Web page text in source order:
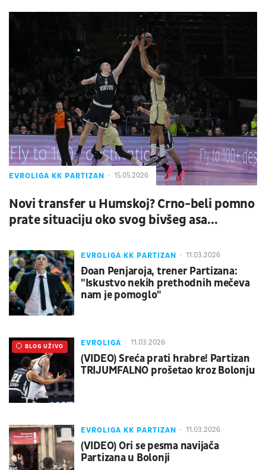
EVROLIGA KK PARTIZAN 15.05.2026
Novi transfer u Humskoj? Crno-beli pomno
prate situaciju oko svog bivšeg asa...
EVROLIGA KK PARTIZAN 11.03.2026
Đoan Penjaroja, trener Partizana:
"Iskustvo nekih prethodnih mečeva
nam je pomoglo"
EVROLIGA 11.03.2026
(VIDEO) Sreća prati hrabre! Partizan
TRIJUMFALNO prošetao kroz Bolonju
UŽIVO
BLOG UŽIVO
EVROLIGA KK PARTIZAN 11.03.2026
(VIDEO) Ori se pesma navijača
Partizana u Bolonji